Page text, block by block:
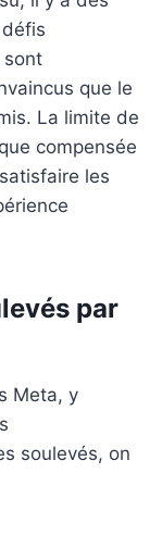
sont
que le
La limite de
compensée
les
par
Meta, y
soulevés, on